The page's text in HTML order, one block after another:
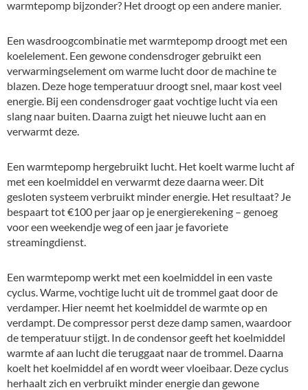
warmtepomp bijzonder? Het droogt op een andere manier.
Een wasdroogcombinatie met warmtepomp droogt met een
koelelement. Een gewone condensdroger gebruikt een
verwarmingselement om warme lucht door de machine te
blazen. Deze hoge temperatuur droogt snel, maar kost veel
energie. Bij een condensdroger gaat vochtige lucht via een
slang naar buiten. Daarna zuigt het nieuwe lucht aan en
verwarmt deze.
Een warmtepomp hergebruikt lucht. Het koelt warme lucht af
met een koelmiddel en verwarmt deze daarna weer. Dit
gesloten systeem verbruikt minder energie. Het resultaat? Je
bespaart tot €100 per jaar op je energierekening – genoeg
voor een weekendje weg of een jaar je favoriete
streamingdienst.
Een warmtepomp werkt met een koelmiddel in een vaste
cyclus. Warme, vochtige lucht uit de trommel gaat door de
verdamper. Hier neemt het koelmiddel de warmte op en
verdampt. De compressor perst deze damp samen, waardoor
de temperatuur stijgt. In de condensor geeft het koelmiddel
warmte af aan lucht die teruggaat naar de trommel. Daarna
koelt het koelmiddel af en wordt weer vloeibaar. Deze cyclus
herhaalt zich en verbruikt minder energie dan gewone